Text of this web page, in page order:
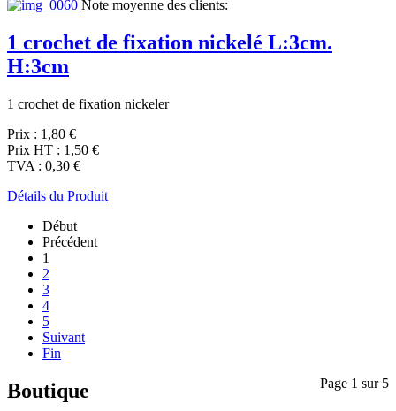
Note moyenne des clients:
1 crochet de fixation nickelé L:3cm.
H:3cm
1 crochet de fixation nickeler
Prix : 1,80 €
Prix HT : 1,50 €
TVA : 0,30 €
Détails du Produit
Début
Précédent
1
2
3
4
5
Suivant
Fin
Page 1 sur 5
Boutique